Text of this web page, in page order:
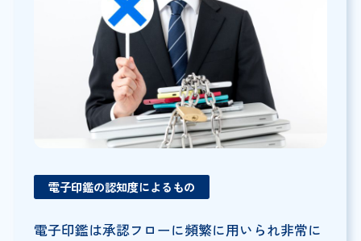
電子印鑑の認知度によるもの
電子印鑑は承認フローに頻繁に用いられ非常に